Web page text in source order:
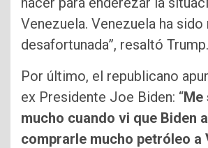
Venezuela. Venezuela ha sido
desafortunada”, resaltó Trump.
Por último, el republicano
ex Presidente Joe Biden: “Me
mucho cuando vi que Biden
comprarle mucho petróleo a